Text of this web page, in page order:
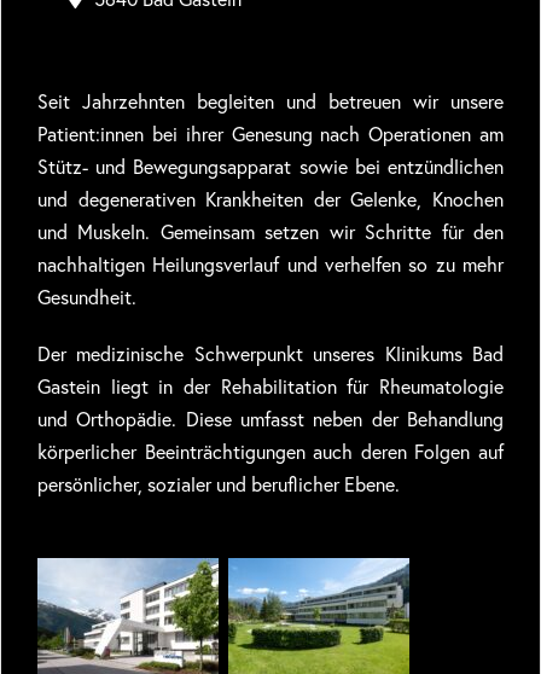
Seit Jahrzehnten begleiten und betreuen wir unsere
Patient:innen bei ihrer Genesung nach Operationen am
Stütz- und Bewegungsapparat sowie bei entzündlichen
und degenerativen Krankheiten der Gelenke, Knochen
und Muskeln. Gemeinsam setzen wir Schritte für den
nachhaltigen Heilungsverlauf und verhelfen so zu mehr
Gesundheit.
Der medizinische Schwerpunkt unseres Klinikums Bad
Gastein liegt in der Rehabilitation für Rheumatologie
und Orthopädie. Diese umfasst neben der Behandlung
körperlicher Beeinträchtigungen auch deren Folgen auf
persönlicher, sozialer und beruflicher Ebene.